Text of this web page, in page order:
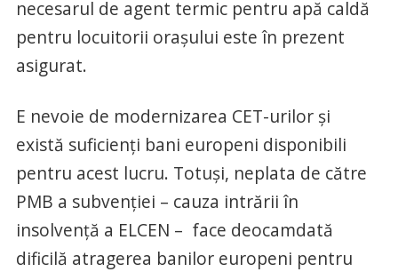
necesarul de agent termic pentru apă caldă
pentru locuitorii orașului este în prezent
asigurat.
E nevoie de modernizarea CET-urilor și
există suficienți bani europeni disponibili
pentru acest lucru. Totuși, neplata de către
PMB a subvenției – cauza intrării în
insolvență a ELCEN – face deocamdată
dificilă atragerea banilor europeni pentru